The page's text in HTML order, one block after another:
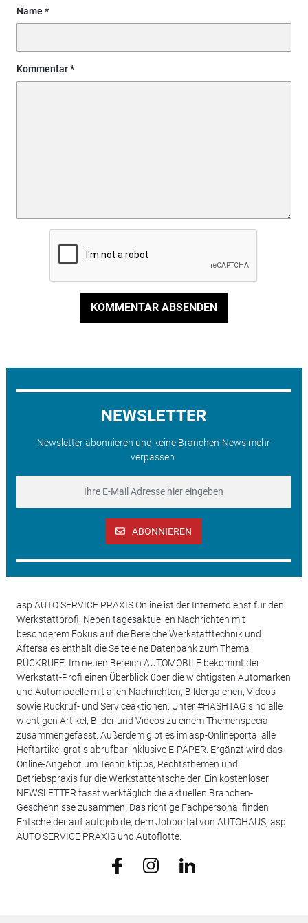
Name
Kommentar
KOMMENTAR ABSENDEN
NEWSLETTER
Newsletter abonnieren und keine Branchen-News mehr
verpassen.
ABONNIEREN
asp AUTO SERVICE PRAXIS Online ist der Internetdienst für den
Werkstattprofi. Neben tagesaktuellen Nachrichten mit
besonderem Fokus auf die Bereiche Werkstatttechnik und
Aftersales enthält die Seite eine Datenbank zum Thema
RÜCKRUFE. Im neuen Bereich AUTOMOBILE bekommt der
Werkstatt-Profi einen Überblick über die wichtigsten Automarken
und Automodelle mit allen Nachrichten, Bildergalerien, Videos
sowie Rückruf- und Serviceaktionen. Unter #HASHTAG sind alle
wichtigen Artikel, Bilder und Videos zu einem Themenspecial
zusammengefasst. Außerdem gibt es im asp-Onlineportal alle
Heftartikel gratis abrufbar inklusive E-PAPER. Ergänzt wird das
Online-Angebot um Techniktipps, Rechtsthemen und
Betriebspraxis für die Werkstattentscheider. Ein kostenloser
NEWSLETTER fasst werktäglich die aktuellen Branchen-
Geschehnisse zusammen. Das richtige Fachpersonal finden
Entscheider auf autojob.de, dem Jobportal von AUTOHAUS, asp
AUTO SERVICE PRAXIS und Autoflotte.